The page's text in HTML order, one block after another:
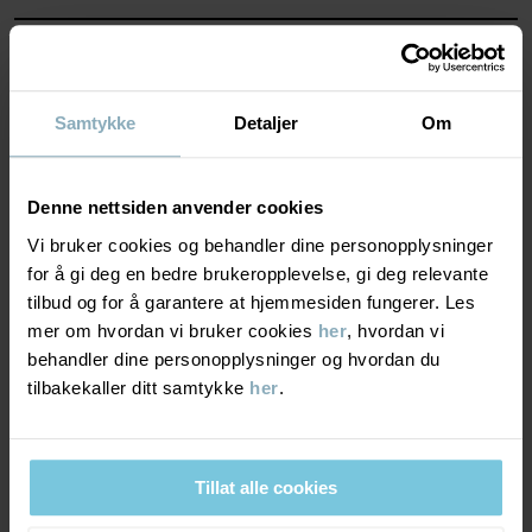
Samtykke Detaljer Om
Denne nettsiden anvender cookies
Vi bruker cookies og behandler dine personopplysninger
for å gi deg en bedre brukeropplevelse, gi deg relevante
tilbud og for å garantere at hjemmesiden fungerer. Les
mer om hvordan vi bruker cookies her, hvordan vi
behandler dine personopplysninger og hvordan du
tilbakekaller ditt samtykke her.
Tillat alle cookies
Materiale
80% Merino Wool
3% Elastane
Pleieråd
VASK
Må ikke blekes
Må ikke tørketromles
BÆREKRAFT
LEVERING OG RETUR
Levering & retur
Levering
kassen vises de tilgjengelige leveringsalternativene på bakgrunn
av postnummeret som ordren skal leveres til.
DU KAN OGSÅ VÆRE INTERESSERT I DETTE